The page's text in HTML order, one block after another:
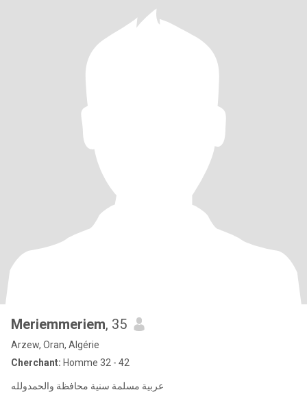
Meriemmeriem, 35
Arzew, Oran, Algérie
Cherchant: Homme 32 - 42
عربية مسلمة سنية محافظة والحمدولله